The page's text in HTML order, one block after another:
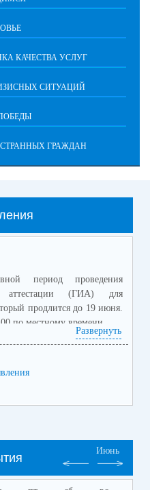
КАЧЕСТВА УСЛУГ
СИТУАЦИЙ
ГРАЖДАН
период проведения
аттестации (ГИА) для
продлится до 19 июня.
по местному времени.
общем образовании
инвалиды для получения
в форме ОГЭ и
экзамена (ГВЭ).
открыты 2 ППЭ : ППЭ
для сдачи ГИА в форме
Развернуть
Июнь